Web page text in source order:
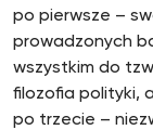
po pierwsze –
prowadzonych
wszystkim do
filozofia polityki,
po trzecie –